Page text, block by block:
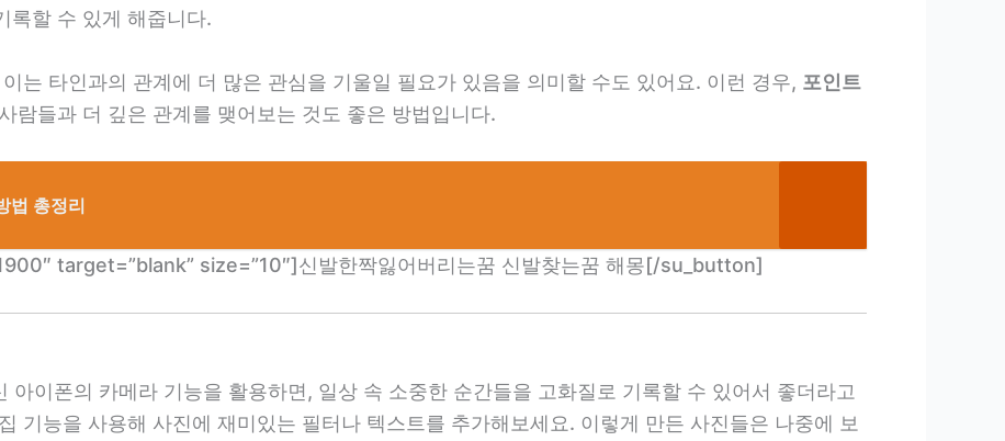
록할 수 있게 해줍니다.
는 타인과의 관계에 더 많은 관심을 기울일 필요가 있음을 의미할 수도 있어요. 이런 경우, 포인트
람들과 더 깊은 관계를 맺어보는 것도 좋은 방법입니다.
법 총정리
target=”blank” size=”10″]신발한짝잃어버리는꿈 신발찾는꿈 해몽[/su_button]
아이폰의 카메라 기능을 활용하면, 일상 속 소중한 순간들을 고화질로 기록할 수 있어서 좋더라고
기능을 사용해 사진에 재미있는 필터나 텍스트를 추가해보세요. 이렇게 만든 사진들은 나중에 보